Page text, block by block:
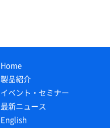
Home
製品紹介
イベント・セミナー
最新ニュース
English